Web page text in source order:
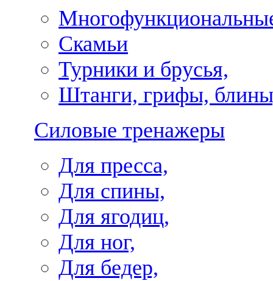
Скамьи
Турники и брусья,
Штанги, грифы,
Силовые тренажеры
Для пресса,
Для спины,
Для ягодиц,
Для ног,
Для бедер,